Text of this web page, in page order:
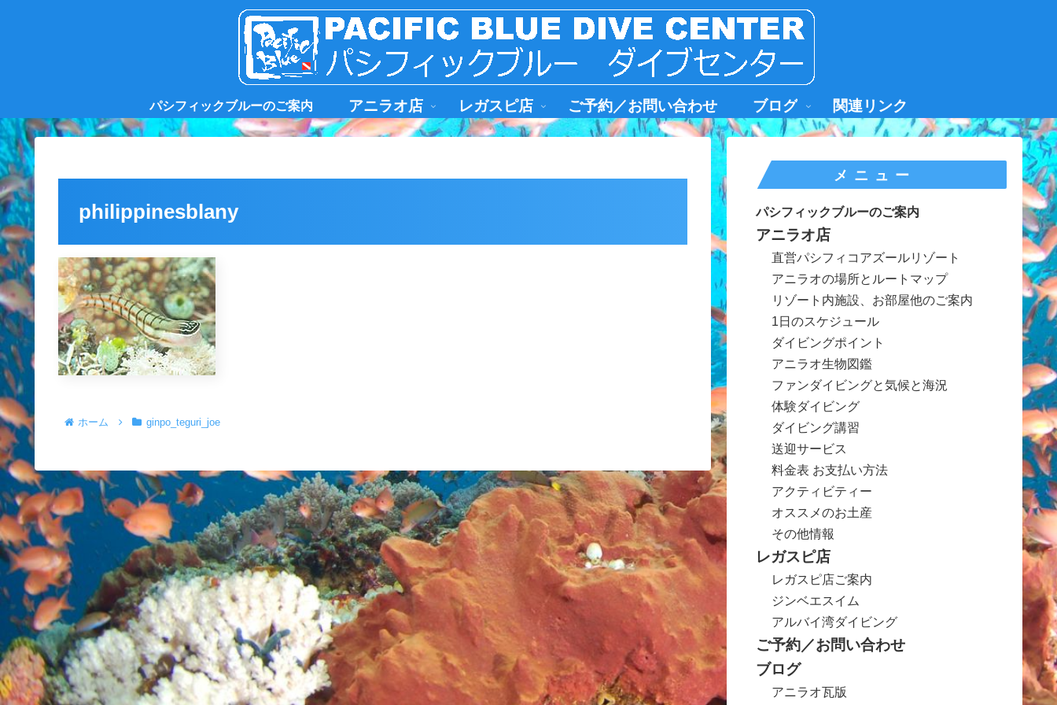
パシフィックブルーのご案内 アニラオ店 レガスピ店 ご予約／お問い合わせ ブログ 関連リンク
philippinesblany
ホーム ginpo_teguri_joe
メニュー
パシフィックブルーのご案内
アニラオ店
直営パシフィコアズールリゾート
アニラオの場所とルートマップ
リゾート内施設、お部屋他のご案内
1日のスケジュール
ダイビングポイント
アニラオ生物図鑑
ファンダイビングと気候と海況
体験ダイビング
ダイビング講習
送迎サービス
料金表 お支払い方法
アクティビティー
オススメのお土産
その他情報
レガスピ店
レガスピ店ご案内
ジンベエスイム
アルバイ湾ダイビング
ご予約／お問い合わせ
ブログ
アニラオ瓦版